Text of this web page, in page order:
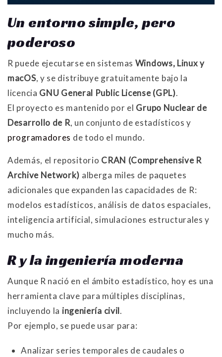
Un entorno simple, pero
poderoso
R puede ejecutarse en sistemas Windows, Linux y
macOS, y se distribuye gratuitamente bajo la
licencia GNU General Public License (GPL).
El proyecto es mantenido por el Grupo Nuclear de
Desarrollo de R, un conjunto de estadísticos y
programadores de todo el mundo.
Además, el repositorio CRAN (Comprehensive R
Archive Network) alberga miles de paquetes
adicionales que expanden las capacidades de R:
modelos estadísticos, análisis de datos espaciales,
inteligencia artificial, simulaciones estructurales y
mucho más.
R y la ingeniería moderna
Aunque R nació en el ámbito estadístico, hoy es una
herramienta clave para múltiples disciplinas,
incluyendo la ingeniería civil.
Por ejemplo, se puede usar para:
Analizar series temporales de caudales o